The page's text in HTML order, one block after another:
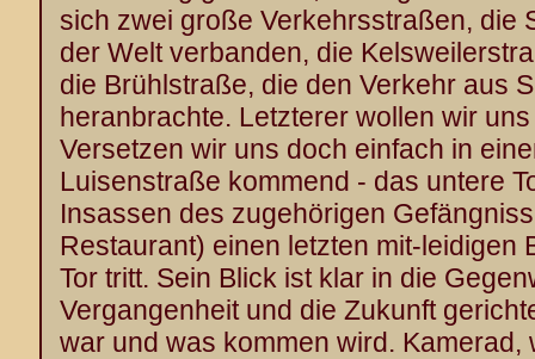
sich zwei große Verkehrsstraßen, die
der Welt verbanden, die
die Brühlstraße, die den Verkehr aus
heranbrachte. Letzterer wollen wir
Versetzen wir uns doch einfach in
Luisenstraße kommend - das untere
Insassen des zugehörigen
Restaurant) einen letzten mit-leidigen
Tor tritt. Sein Blick ist klar in die
Vergangenheit und die Zukunft
war und was kommen wird. Kamerad,